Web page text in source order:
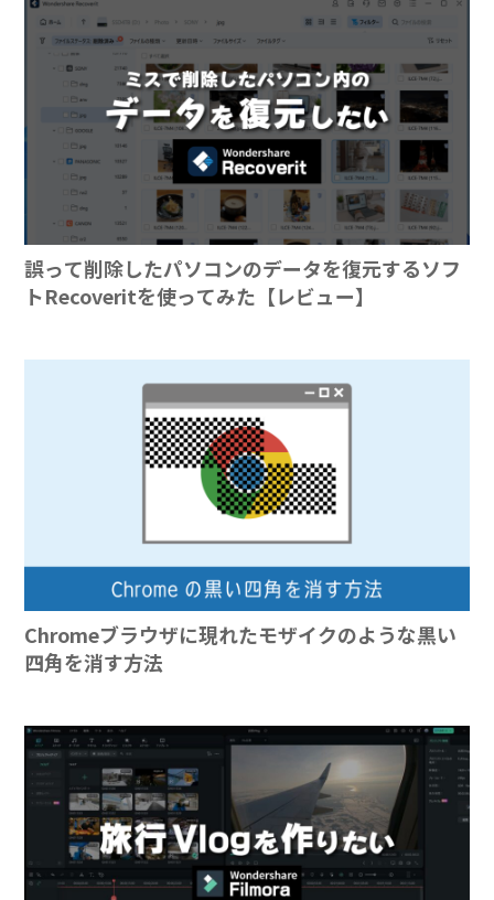
誤って削除したパソコンのデータを復元するソフ
トRecoveritを使ってみた【レビュー】
Chromeブラウザに現れたモザイクのような黒い
四角を消す方法